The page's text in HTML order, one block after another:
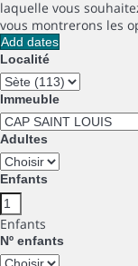
laquelle vous
vous montrerons les
Add dates
Localité
Immeuble
Adultes
Enfants
Enfants
Nº enfants